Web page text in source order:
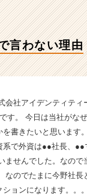
テ
ー
タ
ラ
イ
ン】
|
ベ
言わない理由
会社アイデンティティ
す。 今日は当社がな
を書きたいと思いま
系で外資は●●社長、●●
せんでした。なので
のでたまに今野社長
ションになります